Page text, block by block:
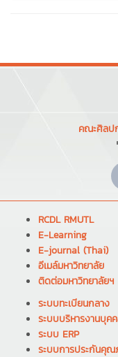
คณะศิลป
RCDL RMUTL
E-Learning
E-journal (Thai)
อีเมล์มหาวิทยาลัย
ติดต่อมหาวิทยาลัยฯ
ระบบทะเบียนกลาง
ระบบบริหารงานบุค
ระบบ ERP
ระบบการประกันคุ